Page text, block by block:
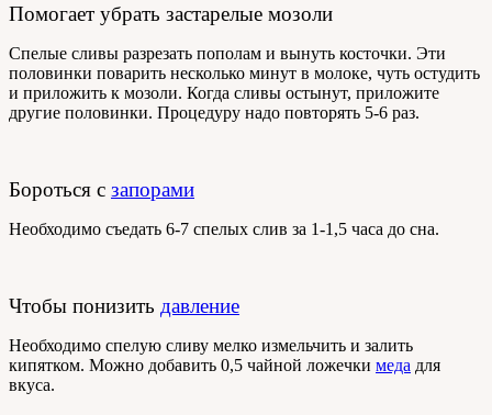
Помогает убрать застарелые мозоли
Спелые сливы разрезать пополам и вынуть косточки. Эти
половинки поварить несколько минут в молоке, чуть остудить
и приложить к мозоли. Когда сливы остынут, приложите
другие половинки. Процедуру надо повторять 5-6 раз.
Бороться с запорами
Необходимо съедать 6-7 спелых слив за 1-1,5 часа до сна.
Чтобы понизить давление
Необходимо спелую сливу мелко измельчить и залить
кипятком. Можно добавить 0,5 чайной ложечки меда для
вкуса.